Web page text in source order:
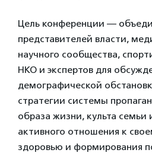
Цель конференции —
представителей власти,
научного сообщества,
НКО и экспертов для
демографической
стратегии системы
образа жизни, культа семьи
активного отношения к
здоровью и формирования